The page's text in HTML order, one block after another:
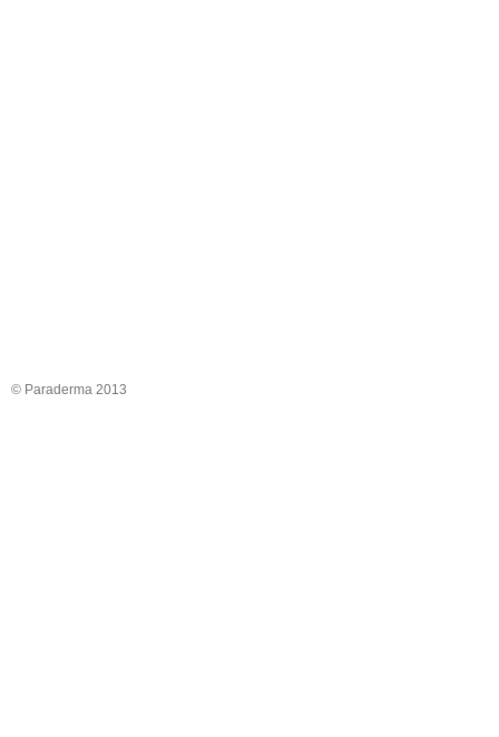
© Paraderma 2013